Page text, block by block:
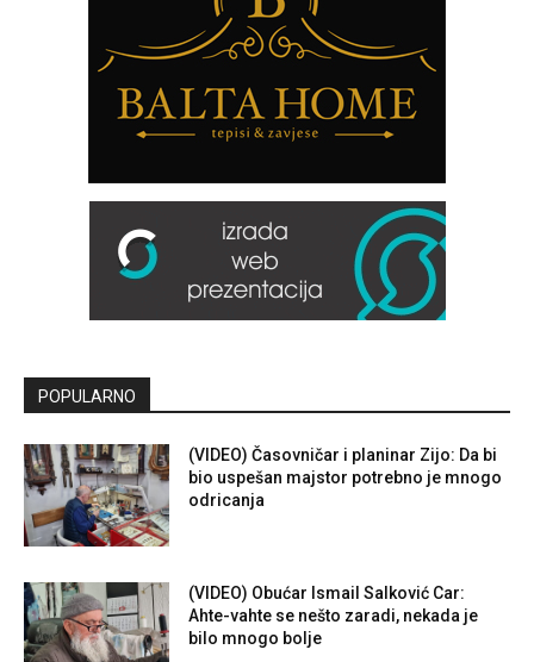
POPULARNO
(VIDEO) Časovničar i planinar Zijo: Da bi
bio uspešan majstor potrebno je mnogo
odricanja
(VIDEO) Obućar Ismail Salković Car:
Ahte-vahte se nešto zaradi, nekada je
bilo mnogo bolje